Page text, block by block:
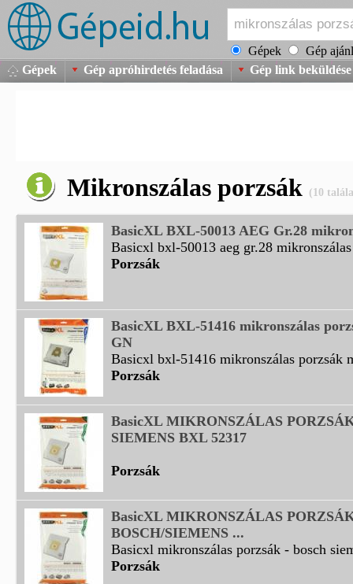
Gépek
Gép
Gépek
Gép apróhirdetés feladása Gép link beküldése
Mikronszálas porzsák (10
BasicXL BXL-50013 AEG Gr.28
Basicxl bxl-50013 aeg gr.28
Porzsák
BasicXL BXL-51416 mikronszálas
GN
Basicxl bxl-51416 mikronszálas porzsák
Porzsák
BasicXL MIKRONSZÁLAS
SIEMENS BXL 52317
Porzsák
BasicXL MIKRONSZÁLAS
BOSCH/SIEMENS ...
Basicxl mikronszálas porzsák - bosch
Porzsák